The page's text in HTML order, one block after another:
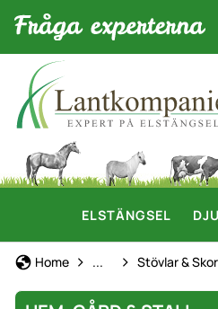
ELSTÄNGSEL
Home Arbetskläder &
... Stövlar & Skor